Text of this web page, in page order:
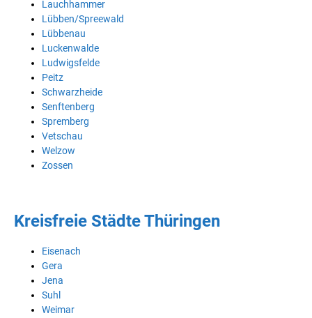
Lauchhammer
Lübben/Spreewald
Lübbenau
Luckenwalde
Ludwigsfelde
Peitz
Schwarzheide
Senftenberg
Spremberg
Vetschau
Welzow
Zossen
Kreisfreie Städte Thüringen
Eisenach
Gera
Jena
Suhl
Weimar